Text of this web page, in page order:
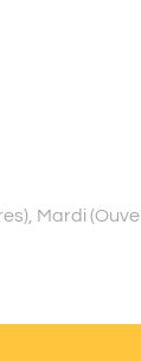
Mardi